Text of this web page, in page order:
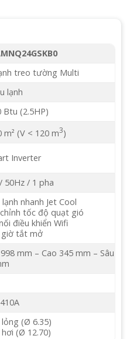
treo tường Multi
lạnh
Btu (2.5HP)
m² (V < 120 m3)
Inverter
50Hz / 1 pha
lạnh nhanh Jet Cool
chỉnh tốc độ quạt gió
điều khiển Wifi
giờ tắt mở
mm – Cao 345 mm – Sâu
lỏng (Ø 6.35)
hơi (Ø 12.70)